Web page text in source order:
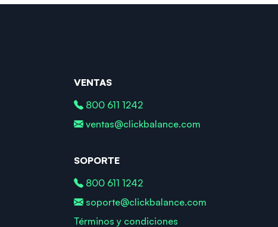
VENTAS
800 611 1242
ventas@clickbalance.com
SOPORTE
800 611 1242
soporte@clickbalance.com
Términos y condiciones